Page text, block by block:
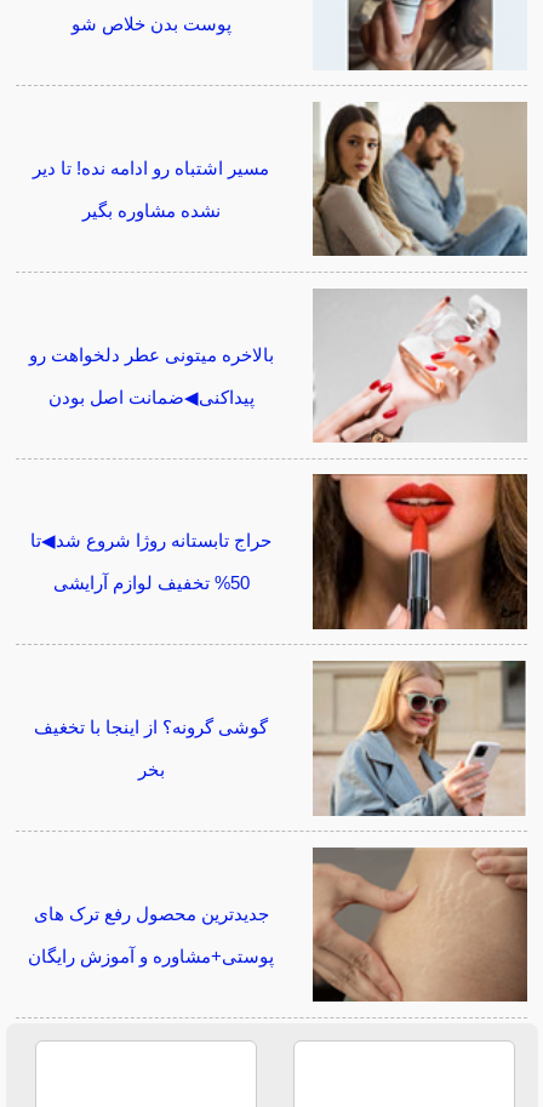
پوست بدن خلاص شو
مسیر اشتباه رو ادامه نده! تا دیر
نشده مشاوره بگیر
بالاخره میتونی عطر دلخواهت رو
پیداکنی◀ضمانت اصل بودن
حراج تابستانه روژا شروع شد◀تا
50% تخفیف لوازم آرایشی
گوشی گرونه؟ از اینجا با تخغیف
بخر
جدیدترین محصول رفع ترک های
پوستی+مشاوره و آموزش رایگان